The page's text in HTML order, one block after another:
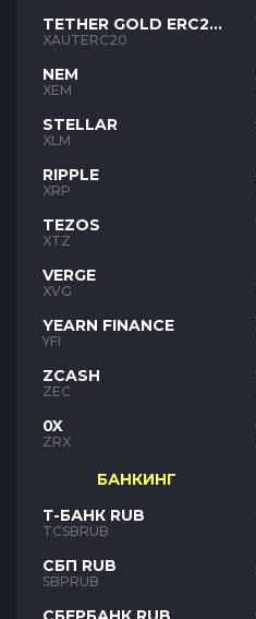
TETHER GOLD ERC20
XAUT
XAUTERC20
NEM
XEM
STELLAR
XLM
RIPPLE
XRP
TEZOS
XTZ
VERGE
XVG
YEARN FINANCE
YFI
ZCASH
ZEC
0X
ZRX
БАНКИНГ
Т-БАНК RUB
TCSBRUB
СБП RUB
SBPRUB